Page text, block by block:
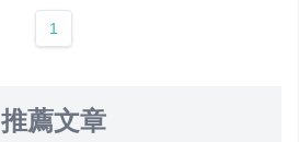
1
推薦文章